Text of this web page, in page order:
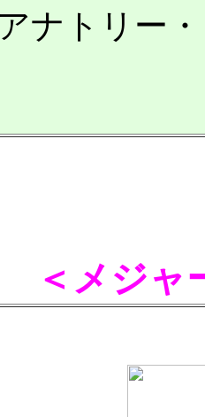
ナトリー
＜メジャ